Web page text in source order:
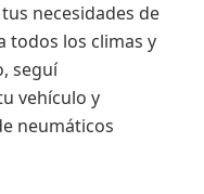
necesidades de
todos los climas y
seguí
vehículo y
neumáticos